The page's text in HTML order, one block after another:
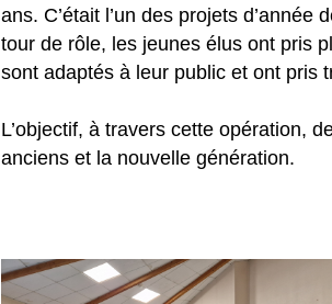
ans. C’était l’un des projets d’année
tour de rôle, les jeunes élus ont pris
sont adaptés à leur public et ont pris
L’objectif, à travers cette opération,
anciens et la nouvelle génération.